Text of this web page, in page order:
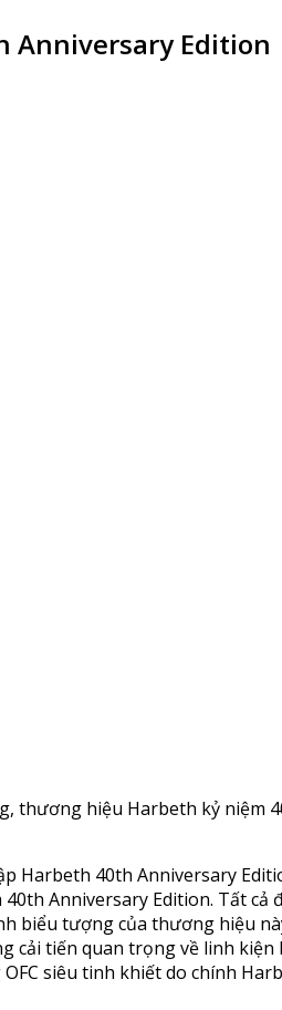
Anniversary Edition
thương hiệu Harbeth kỷ niệm
40th Anniversary
Anniversary Edition. Tất
biểu tượng của thương hiệu
tiến quan trọng về linh
siêu tinh khiết do chính